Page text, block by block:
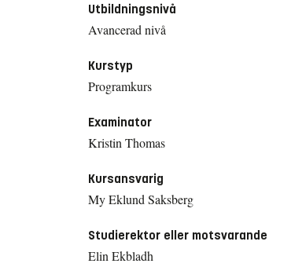
Utbildningsnivå
Avancerad nivå
Kurstyp
Programkurs
Examinator
Kristin Thomas
Kursansvarig
My Eklund Saksberg
Studierektor eller motsvarande
Elin Ekbladh